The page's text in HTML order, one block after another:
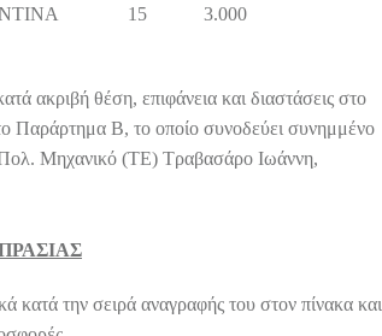
15 3.000
ακριβή θέση, επιφάνεια και διαστάσεις στο
Παράρτημα Β, το οποίο συνοδεύει συνημμένο
Μηχανικό (ΤΕ) Τραβασάρο Ιωάννη,
κατά την σειρά αναγραφής του στον πίνακα και